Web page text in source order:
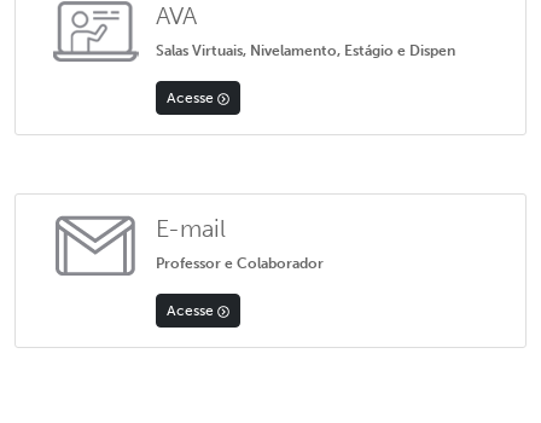
AVA
Salas Virtuais, Nivelamento, Estágio e Dispen
Acesse
E-mail
Professor e Colaborador
Acesse